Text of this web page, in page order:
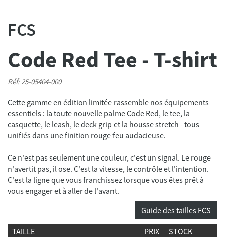
FCS
Code Red Tee - T-shirt
Réf: 25-05404-000
Cette gamme en édition limitée rassemble nos équipements
essentiels : la toute nouvelle palme Code Red, le tee, la
casquette, le leash, le deck grip et la housse stretch - tous
unifiés dans une finition rouge feu audacieuse.
Ce n'est pas seulement une couleur, c'est un signal. Le rouge
n'avertit pas, il ose. C'est la vitesse, le contrôle et l'intention.
C'est la ligne que vous franchissez lorsque vous êtes prêt à
vous engager et à aller de l'avant.
Guide des tailles FCS
TAILLE PRIX
STOCK